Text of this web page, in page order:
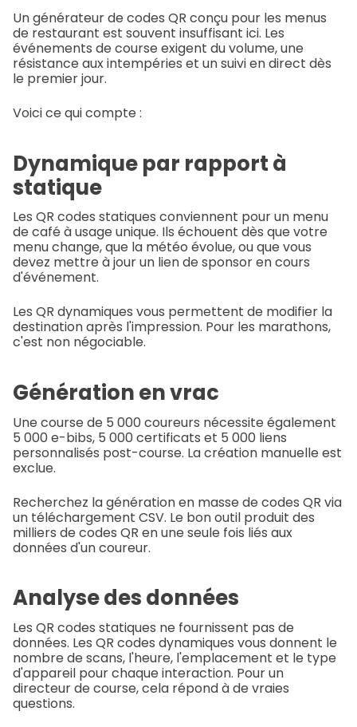
Un générateur de codes QR conçu pour les menus
de restaurant est souvent insuffisant ici. Les
événements de course exigent du volume, une
résistance aux intempéries et un suivi en direct dès
le premier jour.
Voici ce qui compte :
Dynamique par rapport à
statique
Les QR codes statiques conviennent pour un menu
de café à usage unique. Ils échouent dès que votre
menu change, que la météo évolue, ou que vous
devez mettre à jour un lien de sponsor en cours
d'événement.
Les QR dynamiques vous permettent de modifier la
destination après l'impression. Pour les marathons,
c'est non négociable.
Génération en vrac
Une course de 5 000 coureurs nécessite également
5 000 e-bibs, 5 000 certificats et 5 000 liens
personnalisés post-course. La création manuelle est
exclue.
Recherchez la génération en masse de codes QR via
un téléchargement CSV. Le bon outil produit des
milliers de codes QR en une seule fois liés aux
données d'un coureur.
Analyse des données
Les QR codes statiques ne fournissent pas de
données. Les QR codes dynamiques vous donnent le
nombre de scans, l'heure, l'emplacement et le type
d'appareil pour chaque interaction. Pour un
directeur de course, cela répond à de vraies
questions.